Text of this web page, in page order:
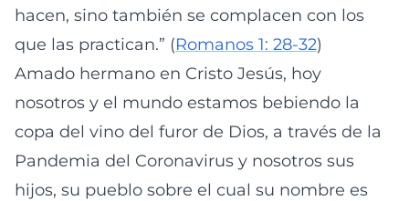
hacen, sino también se complacen con los
que las practican.” (Romanos 1: 28-32)
Amado hermano en Cristo Jesús, hoy
nosotros y el mundo estamos bebiendo la
copa del vino del furor de Dios, a través de la
Pandemia del Coronavirus y nosotros sus
hijos, su pueblo sobre el cual su nombre es